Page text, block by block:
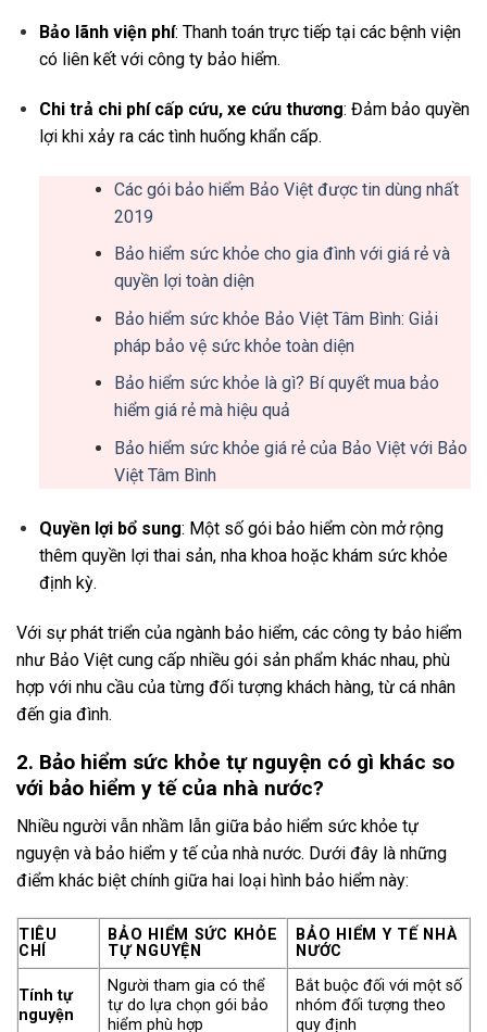
Bảo lãnh viện phí: Thanh toán trực tiếp tại các bệnh viện
có liên kết với công ty bảo hiểm.
Chi trả chi phí cấp cứu, xe cứu thương: Đảm bảo quyền
lợi khi xảy ra các tình huống khẩn cấp.
Các gói bảo hiểm Bảo Việt được tin dùng nhất
2019
Bảo hiểm sức khỏe cho gia đình với giá rẻ và
quyền lợi toàn diện
Bảo hiểm sức khỏe Bảo Việt Tâm Bình: Giải
pháp bảo vệ sức khỏe toàn diện
Bảo hiểm sức khỏe là gì? Bí quyết mua bảo
hiểm giá rẻ mà hiệu quả
Bảo hiểm sức khỏe giá rẻ của Bảo Việt với Bảo
Việt Tâm Bình
Quyền lợi bổ sung: Một số gói bảo hiểm còn mở rộng
thêm quyền lợi thai sản, nha khoa hoặc khám sức khỏe
định kỳ.
Với sự phát triển của ngành bảo hiểm, các công ty bảo hiểm
như Bảo Việt cung cấp nhiều gói sản phẩm khác nhau, phù
hợp với nhu cầu của từng đối tượng khách hàng, từ cá nhân
đến gia đình.
2. Bảo hiểm sức khỏe tự nguyện có gì khác so
với bảo hiểm y tế của nhà nước?
Nhiều người vẫn nhầm lẫn giữa bảo hiểm sức khỏe tự
nguyện và bảo hiểm y tế của nhà nước. Dưới đây là những
điểm khác biệt chính giữa hai loại hình bảo hiểm này:
TIÊU
CHÍ
BẢO HIỂM SỨC KHỎE
TỰ NGUYỆN
BẢO HIỂM Y TẾ NHÀ
NƯỚC
Tính tự
nguyện
Người tham gia có thể
tự do lựa chọn gói bảo
hiểm phù hợp
Bắt buộc đối với một số
nhóm đối tượng theo
quy định